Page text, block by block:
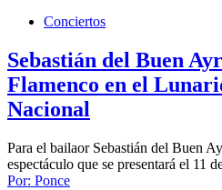
Conciertos
Sebastián del Buen
Flamenco en el
Nacional
Para el bailaor Sebastián del Buen
espectáculo que se presentará el 11
Por: Ponce